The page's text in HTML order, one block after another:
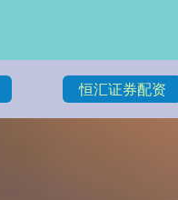
恒汇证券配资